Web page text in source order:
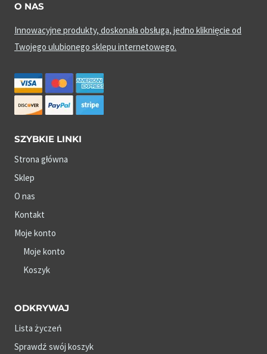
O NAS
Innowacyjne produkty, doskonała obsługa, jedno kliknięcie od
Twojego ulubionego sklepu internetowego.
SZYBKIE LINKI
Strona główna
Sklep
O nas
Kontakt
Moje konto
Moje konto
Koszyk
ODKRYWAJ
Lista życzeń
Sprawdź swój koszyk